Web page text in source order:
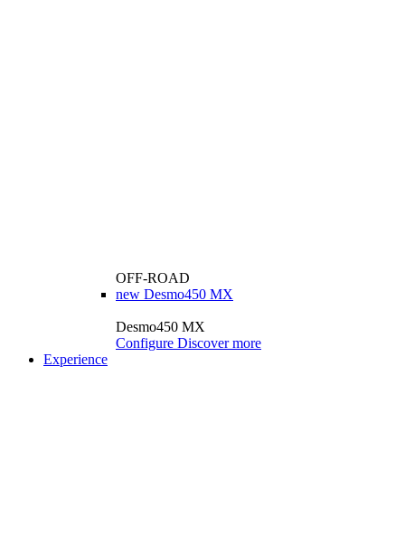
OFF-ROAD
new Desmo450 MX
Desmo450 MX
Configure Discover more
Experience